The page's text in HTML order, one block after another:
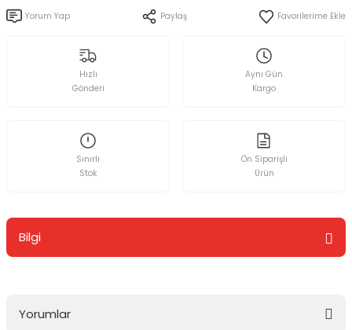
Yorum Yap Paylaş
Hızlı
Gönderi
Aynı Gün
Kargo
Sınırlı
Stok
Ön Siparişli
Ürün
Bilgi
Yorumlar